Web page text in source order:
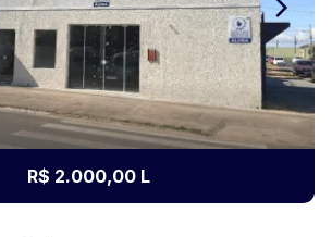
R$ 2.000,00 L